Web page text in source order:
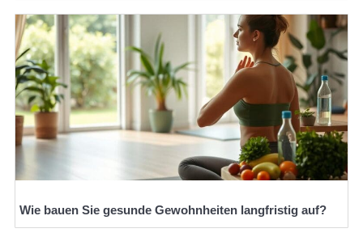
Wie bauen Sie gesunde Gewohnheiten langfristig auf?